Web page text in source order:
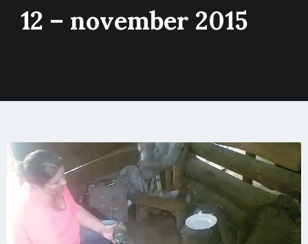
12 – november 2015